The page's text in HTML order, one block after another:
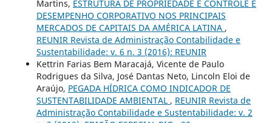
Martins, ESTRUTURA DE PROPRIEDADE E CONTROLE E
DESEMPENHO CORPORATIVO NOS PRINCIPAIS
MERCADOS DE CAPITAIS DA AMÉRICA LATINA ,
REUNIR Revista de Administração Contabilidade e
Sustentabilidade: v. 6 n. 3 (2016): REUNIR
Kettrin Farias Bem Maracajá, Vicente de Paulo
Rodrigues da Silva, José Dantas Neto, Lincoln Eloi de
Araújo, PEGADA HÍDRICA COMO INDICADOR DE
SUSTENTABILIDADE AMBIENTAL , REUNIR Revista de
Administração Contabilidade e Sustentabilidade: v. 2